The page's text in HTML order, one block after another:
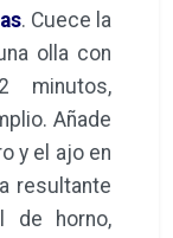
. Cuece la
olla con
minutos,
Añade
y el ajo en
resultante
de horno,